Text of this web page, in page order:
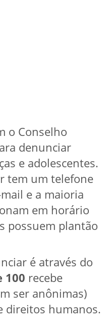
o Conselho
denunciar
e adolescentes.
tem um telefone
e a maioria
em horário
possuem plantão
é através do
100 recebe
ser anônimas)
direitos humanos.